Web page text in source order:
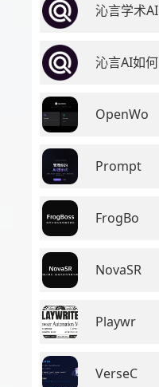
沁言学术AI
沁言AI如何
OpenWo
Prompt
FrogBo
NovaSR
Playwr
VerseC